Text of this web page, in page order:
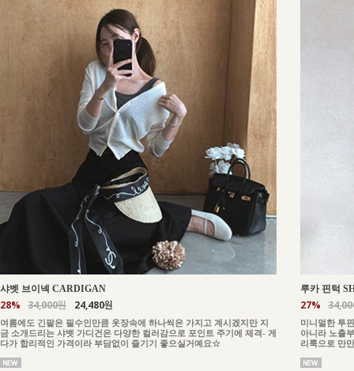
샤벳 브이넥 CARDIGAN
28% 34,000원 24,480원
여름에도 긴팔은 필수인만큼 옷장속에 하나씩은 가지고 계시겠지만 지
금 소개드리는 샤벳 가디건은 다양한 컬러감으로 포인트 주기에 제격- 게
다가 합리적인 가격이라 부담없이 즐기기 좋으실거예요☆
루카 핀턱
27%
미니멀한 투
아니라 노출
리룩으로 만